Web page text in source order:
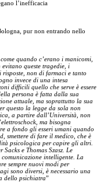
l’inefficacia
pur non entrando nello
quando c’erano i manicomi,
queste tragedie, i
risposte, non di farmaci e tanto
invece di una intesa
difficili quello che serve è essere
persona è fatta dalla sua
attuale, ma soprattutto la sua
questo la legge da sola non
a partire dall’Università, non
ma bisogna
a fondo gli esseri umani quando
smettere di fare il medico, che è
psicologica per capire gli altri.
e Thomas Szasz. Le
intelligente. La
sempre nuovi modi per
sono diversi, è necessario una
dello psichiatra”